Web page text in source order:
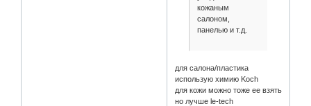
кожаным
салоном,
панелью и т.д.
для салона/пластика
использую химию Koch
для кожи можно тоже ее взять
но лучше le-tech